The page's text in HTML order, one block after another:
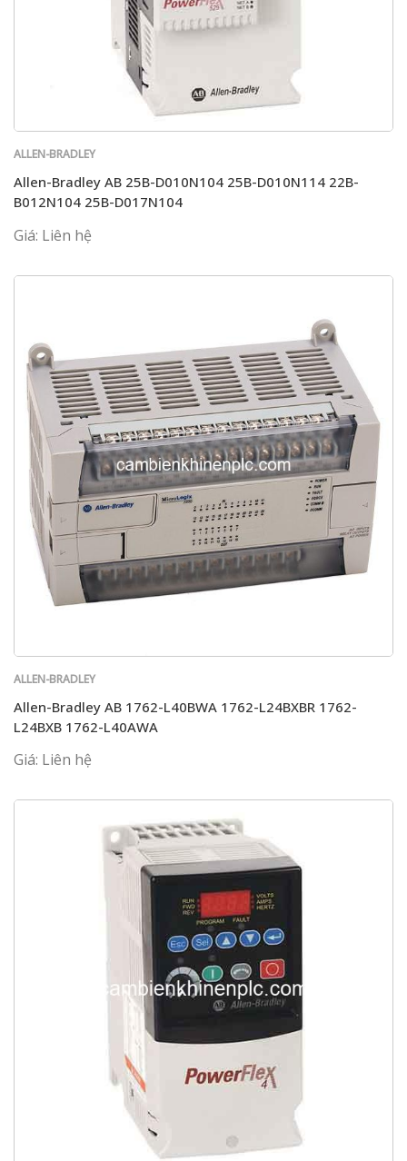
ALLEN-BRADLEY
Allen-Bradley AB 25B-D010N104 25B-D010N114 22B-
B012N104 25B-D017N104
Giá: Liên hệ
ALLEN-BRADLEY
Allen-Bradley AB 1762-L40BWA 1762-L24BXBR 1762-
L24BXB 1762-L40AWA
Giá: Liên hệ